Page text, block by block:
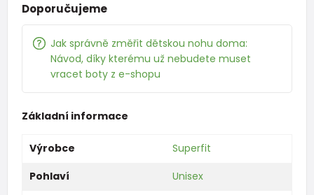
Doporučujeme
Jak správně změřit dětskou nohu doma:
Návod, díky kterému už nebudete muset
vracet boty z e-shopu
Základní informace
Výrobce
Superfit
Pohlaví
Unisex